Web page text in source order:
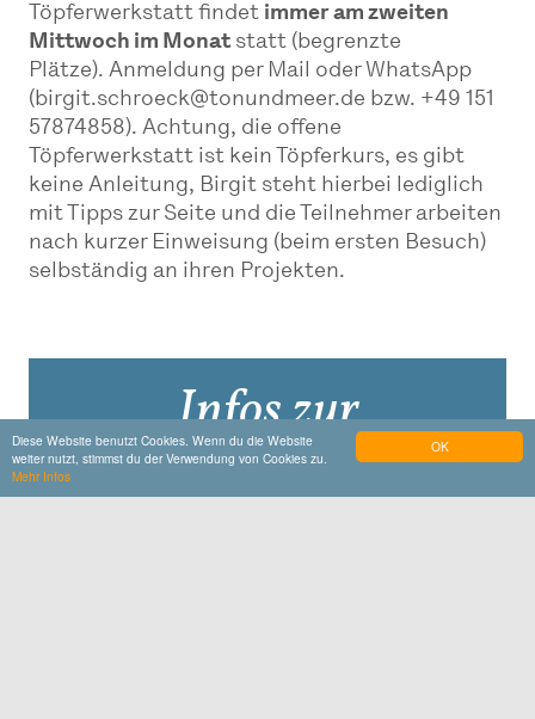
OK
Diese Website benutzt Cookies. Wenn du die Website
weiter nutzt, stimmst du der Verwendung von Cookies zu.
Mehr Infos
Töpferwerkstatt findet immer am zweiten
Mittwoch im Monatstatt (begrenzte
Plätze). Anmeldung per Mail oder WhatsApp
(birgit.schroeck@tonundmeer.de bzw. +49 151
57874858). Achtung, die offene
Töpferwerkstatt ist kein Töpferkurs, es gibt
keine Anleitung, Birgit steht hierbei lediglich
mit Tipps zur Seite und die Teilnehmer arbeiten
nach kurzer Einweisung (beim ersten Besuch)
selbständig an ihren Projekten.
Infos zur
Veranstaltung